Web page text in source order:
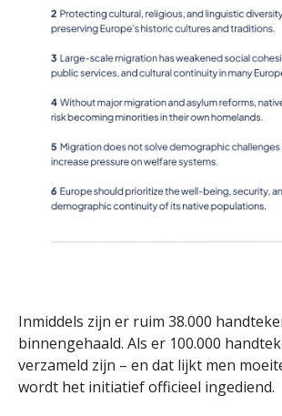
Inmiddels zijn er ruim 38.000
binnengehaald. Als er 100.000
verzameld zijn – en dat lijkt men
wordt het initiatief officieel ingediend.